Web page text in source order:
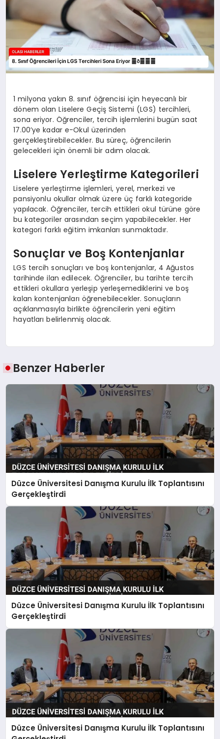
1 milyona yakın 8. sınıf öğrencisi için heyecanlı bir
dönem olan Liselere Geçiş Sistemi (LGS) tercihleri,
sona eriyor. Öğrenciler, tercih işlemlerini bugün saat
17.00’ye kadar e-Okul üzerinden
gerçekleştirebilecekler. Bu süreç, öğrencilerin
gelecekleri için önemli bir adım olacak.
Liselere Yerleştirme Kategorileri
Liselere yerleştirme işlemleri, yerel, merkezi ve
pansiyonlu okullar olmak üzere üç farklı kategoride
yapılacak. Öğrenciler, tercih ettikleri okul türüne göre
bu kategoriler arasından seçim yapabilecekler. Her
kategori farklı eğitim imkanları sunmaktadır.
Sonuçlar ve Boş Kontenjanlar
LGS tercih sonuçları ve boş kontenjanlar, 4 Ağustos
tarihinde ilan edilecek. Öğrenciler, bu tarihte tercih
ettikleri okullara yerleşip yerleşemediklerini ve boş
kalan kontenjanları öğrenebilecekler. Sonuçların
açıklanmasıyla birlikte öğrencilerin yeni eğitim
hayatları belirlenmiş olacak.
Benzer Haberler
Düzce Üniversitesi Danışma Kurulu İlk Toplantısını
Gerçekleştirdi
Düzce Üniversitesi Danışma Kurulu İlk Toplantısını
Gerçekleştirdi
Düzce Üniversitesi Danışma Kurulu İlk Toplantısını